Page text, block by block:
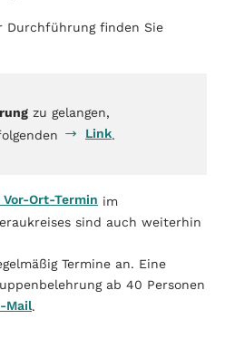
Durchführung finden Sie
zu gelangen,
Link.
Ort-Termin im
sind auch weiterhin
Termine an. Eine
ab 40 Personen
Mail.